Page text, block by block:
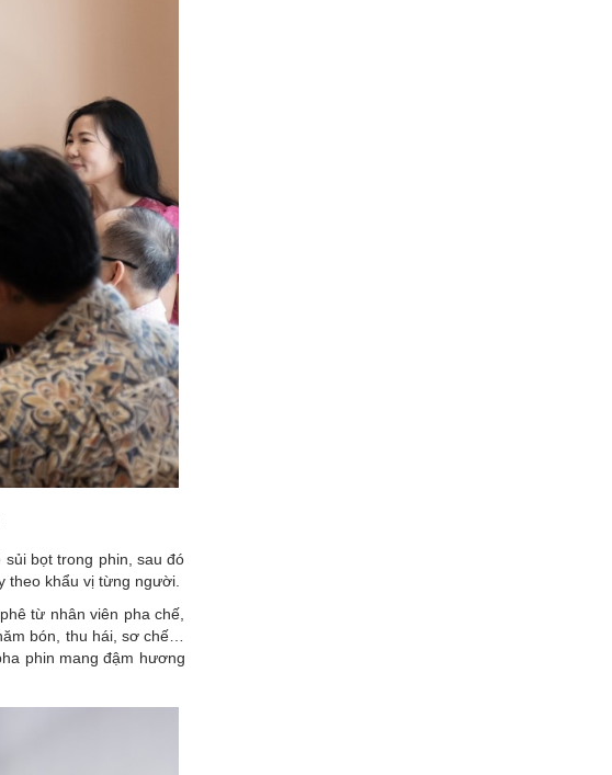
bọt trong phin, sau đó
theo khẩu vị từng người.
từ nhân viên pha chế,
bón, thu hái, sơ chế…
phin mang đậm hương